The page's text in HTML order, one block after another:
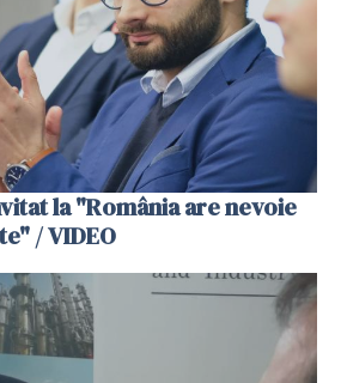
la "România are nevoie
/ VIDEO